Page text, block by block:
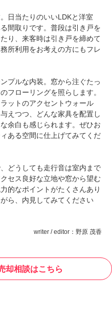
日当たりのいいLDKと洋室
間取りです。普段は引き戸を
り、来客時は引き戸を締めて
所利用をお考えの方にもフレ
プルな内装。窓から注ぐたっ
フローリングを照らします。
ットのアクセントウォール
えつつ、どんな家具を配置し
余白も感じられます。ぜひお
ある空間に仕上げてみてくだ
どうしても走行音は室内まで
セス良好な立地や窓から望む
的なポイントがたくさんあり
ら、内見してみてください
writer / editor：野原 茂香
却相談はこちら